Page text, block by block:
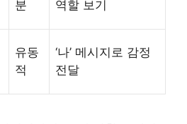
분 역할 보기
유동
적
‘나’ 메시지로 감정
전달